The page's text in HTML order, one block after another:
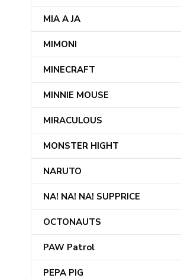
MIA A JA
MIMONI
MINECRAFT
MINNIE MOUSE
MIRACULOUS
MONSTER HIGHT
NARUTO
NA! NA! NA! SUPPRICE
OCTONAUTS
PAW Patrol
PEPA PIG